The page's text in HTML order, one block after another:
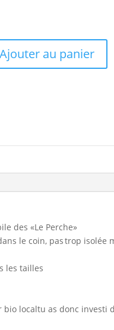
Ajouter au panier
des «Le Perche»
le coin, pas trop isolée
les tailles
bio localtu as donc investi